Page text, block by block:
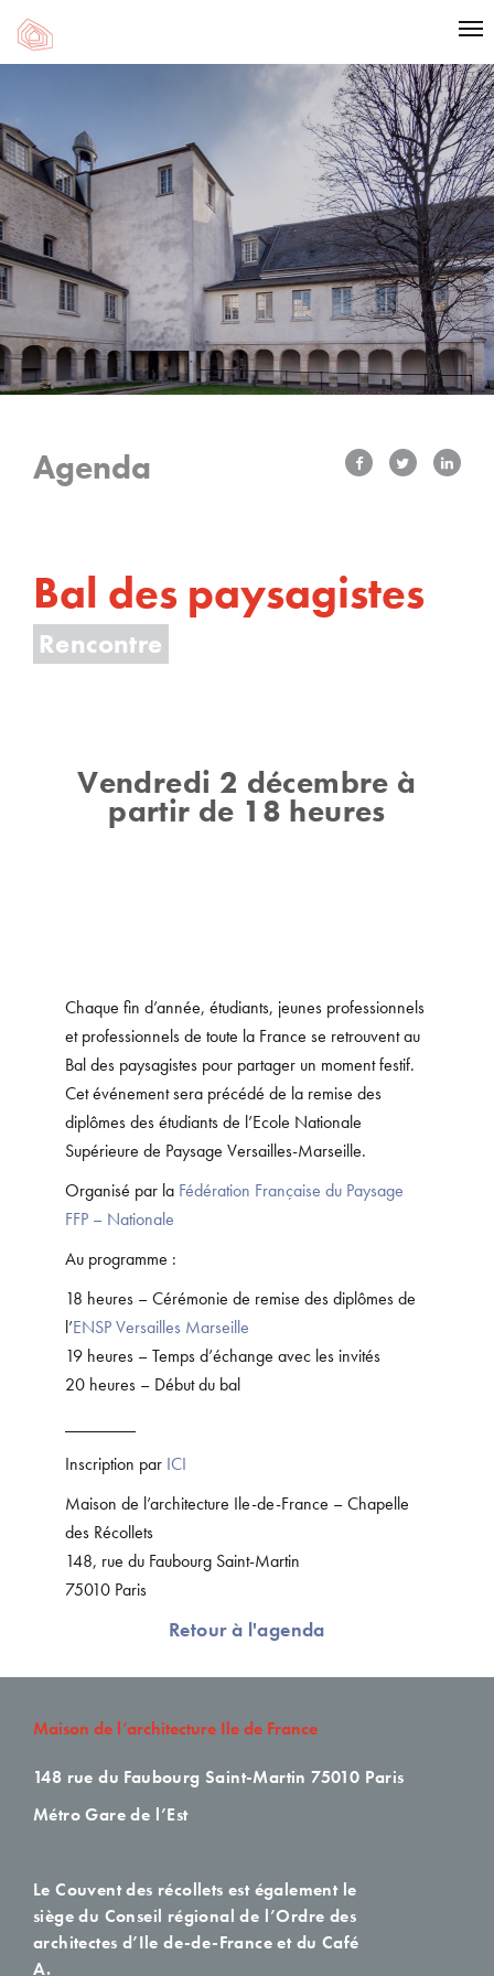
Agenda
Bal des paysagistes
Rencontre
Vendredi 2 décembre à
partir de 18 heures
Chaque fin d’année, étudiants, jeunes professionnels
et professionnels de toute la France se retrouvent au
Bal des paysagistes pour partager un moment festif.
Cet événement sera précédé de la remise des
diplômes des étudiants de l’Ecole Nationale
Supérieure de Paysage Versailles-Marseille.
Organisé par la Fédération Française du Paysage
FFP – Nationale
Au programme :
18 heures – Cérémonie de remise des diplômes de
l’ENSP Versailles Marseille
19 heures – Temps d’échange avec les invités
20 heures – Début du bal
Inscription par ICI
Maison de l’architecture Ile-de-France – Chapelle
des Récollets
148, rue du Faubourg Saint-Martin
75010 Paris
Retour à l'agenda
Maison de l’architecture Ile de France
148 rue du Faubourg Saint-Martin 75010 Paris
Métro Gare de l’Est
Le Couvent des récollets est également le
siège du Conseil régional de l’Ordre des
architectes d’Ile de-de-France et du Café
A.